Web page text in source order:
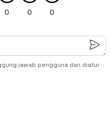
0 0 0
jawab pengguna dan diatur